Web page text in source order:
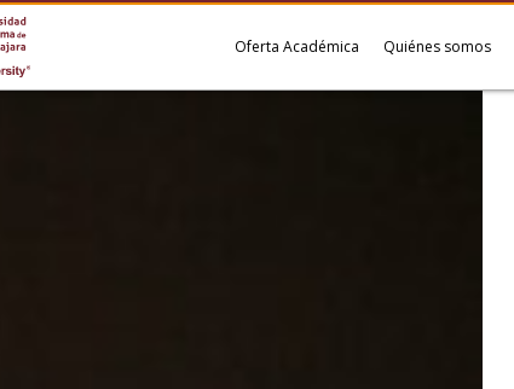
Oferta Académica Quiénes somos